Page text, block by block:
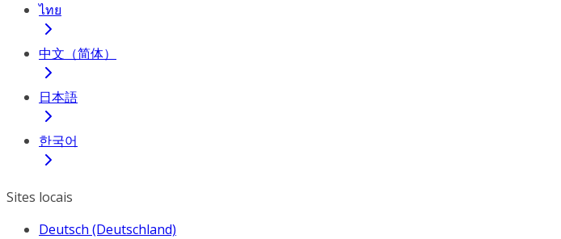
ไทย
中文（简体）
日本語
한국어
Sites locais
Deutsch (Deutschland)